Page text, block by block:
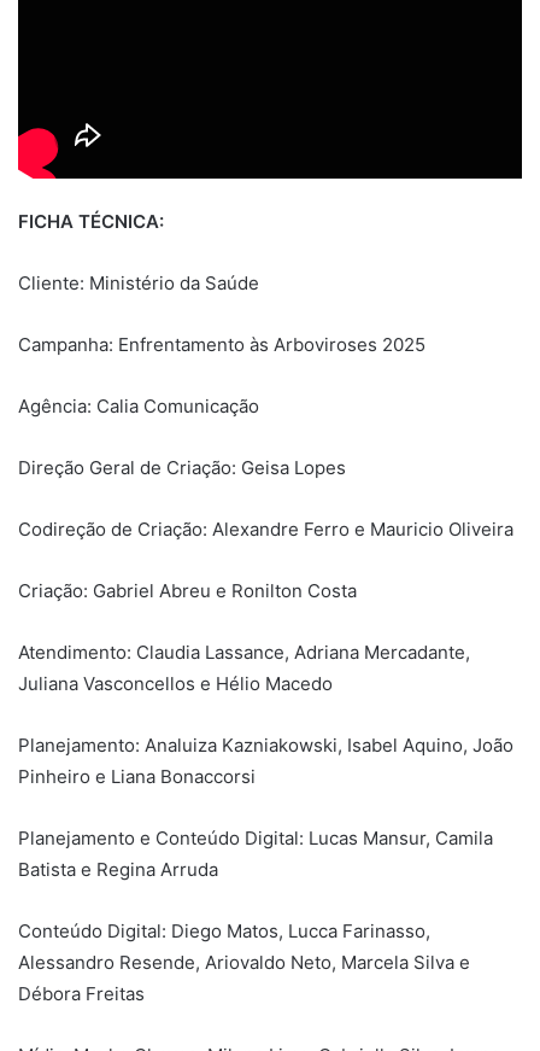
FICHA TÉCNICA:
Cliente: Ministério da Saúde
Campanha: Enfrentamento às Arboviroses 2025
Agência: Calia Comunicação
Direção Geral de Criação: Geisa Lopes
Codireção de Criação: Alexandre Ferro e Mauricio Oliveira
Criação: Gabriel Abreu e Ronilton Costa
Atendimento: Claudia Lassance, Adriana Mercadante,
Juliana Vasconcellos e Hélio Macedo
Planejamento: Analuiza Kazniakowski, Isabel Aquino, João
Pinheiro e Liana Bonaccorsi
Planejamento e Conteúdo Digital: Lucas Mansur, Camila
Batista e Regina Arruda
Conteúdo Digital: Diego Matos, Lucca Farinasso,
Alessandro Resende, Ariovaldo Neto, Marcela Silva e
Débora Freitas